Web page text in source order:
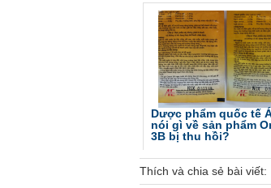
Dược phẩm quốc tế
nói gì về sản phẩm
3B bị thu hồi?
Thích và chia sẻ bài viết: